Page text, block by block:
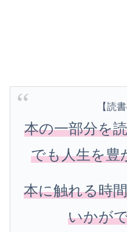
【読
本の一部分を
でも人生を豊
本に触れる時
いかが